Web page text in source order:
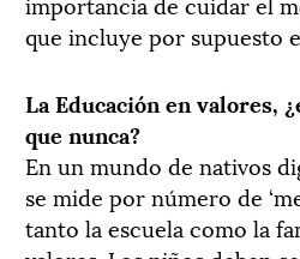
que incluye por supuesto
La Educación en valores,
que nunca?
En un mundo de nativos
se mide por número de
tanto la escuela como la